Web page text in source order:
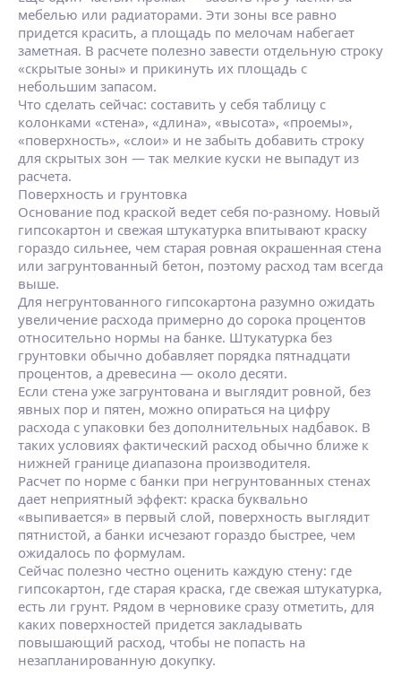
мебелью или радиаторами. Эти зоны все равно
придется красить, а площадь по мелочам набегает
заметная. В расчете полезно завести отдельную строку
«скрытые зоны» и прикинуть их площадь с
небольшим запасом.
Что сделать сейчас: составить у себя таблицу с
колонками «стена», «длина», «высота», «проемы»,
«поверхность», «слои» и не забыть добавить строку
для скрытых зон — так мелкие куски не выпадут из
расчета.
Поверхность и грунтовка
Основание под краской ведет себя по‑разному. Новый
гипсокартон и свежая штукатурка впитывают краску
гораздо сильнее, чем старая ровная окрашенная стена
или загрунтованный бетон, поэтому расход там всегда
выше.
Для негрунтованного гипсокартона разумно ожидать
увеличение расхода примерно до сорока процентов
относительно нормы на банке. Штукатурка без
грунтовки обычно добавляет порядка пятнадцати
процентов, а древесина — около десяти.
Если стена уже загрунтована и выглядит ровной, без
явных пор и пятен, можно опираться на цифру
расхода с упаковки без дополнительных надбавок. В
таких условиях фактический расход обычно ближе к
нижней границе диапазона производителя.
Расчет по норме с банки при негрунтованных стенах
дает неприятный эффект: краска буквально
«выпивается» в первый слой, поверхность выглядит
пятнистой, а банки исчезают гораздо быстрее, чем
ожидалось по формулам.
Сейчас полезно честно оценить каждую стену: где
гипсокартон, где старая краска, где свежая штукатурка,
есть ли грунт. Рядом в черновике сразу отметить, для
каких поверхностей придется закладывать
повышающий расход, чтобы не попасть на
незапланированную докупку.